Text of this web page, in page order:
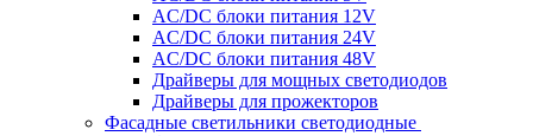
AC/DC блоки питания 12V
AC/DC блоки питания 24V
AC/DC блоки питания 48V
Драйверы для мощных светодиодов
Драйверы для прожекторов
Фасадные светильники светодиодные